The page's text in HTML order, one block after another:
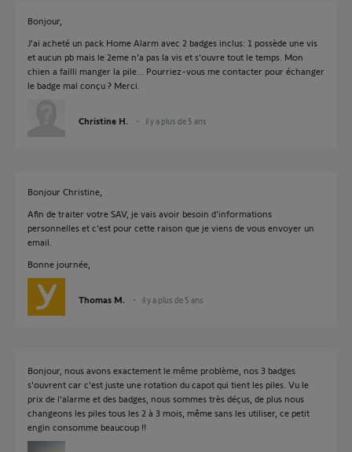
Bonjour,
J'ai acheté un pack Home Alarm avec 2 badges inclus: 1 possède une vis
et aucun pb mais le 2eme n'a pas la vis et s'ouvre tout le temps. Mon
chien a failli manger la pile... Pourriez-vous me contacter pour échanger
le badge mal conçu ? Merci.
Christine H. il y a plus de 5 ans
Bonjour Christine,
Afin de traiter votre SAV, je vais avoir besoin d'informations
personnelles et c'est pour cette raison que je viens de vous envoyer un
email.
Bonne journée,
Thomas M. il y a plus de 5 ans
Bonjour, nous avons exactement le même problème, nos 3 badges
s'ouvrent car c'est juste une rotation du capot qui tient les piles. Vu le
prix de l'alarme et des badges, nous sommes très déçus, de plus nous
changeons les piles tous les 2 à 3 mois, même sans les utiliser, ce petit
engin consomme beaucoup !!